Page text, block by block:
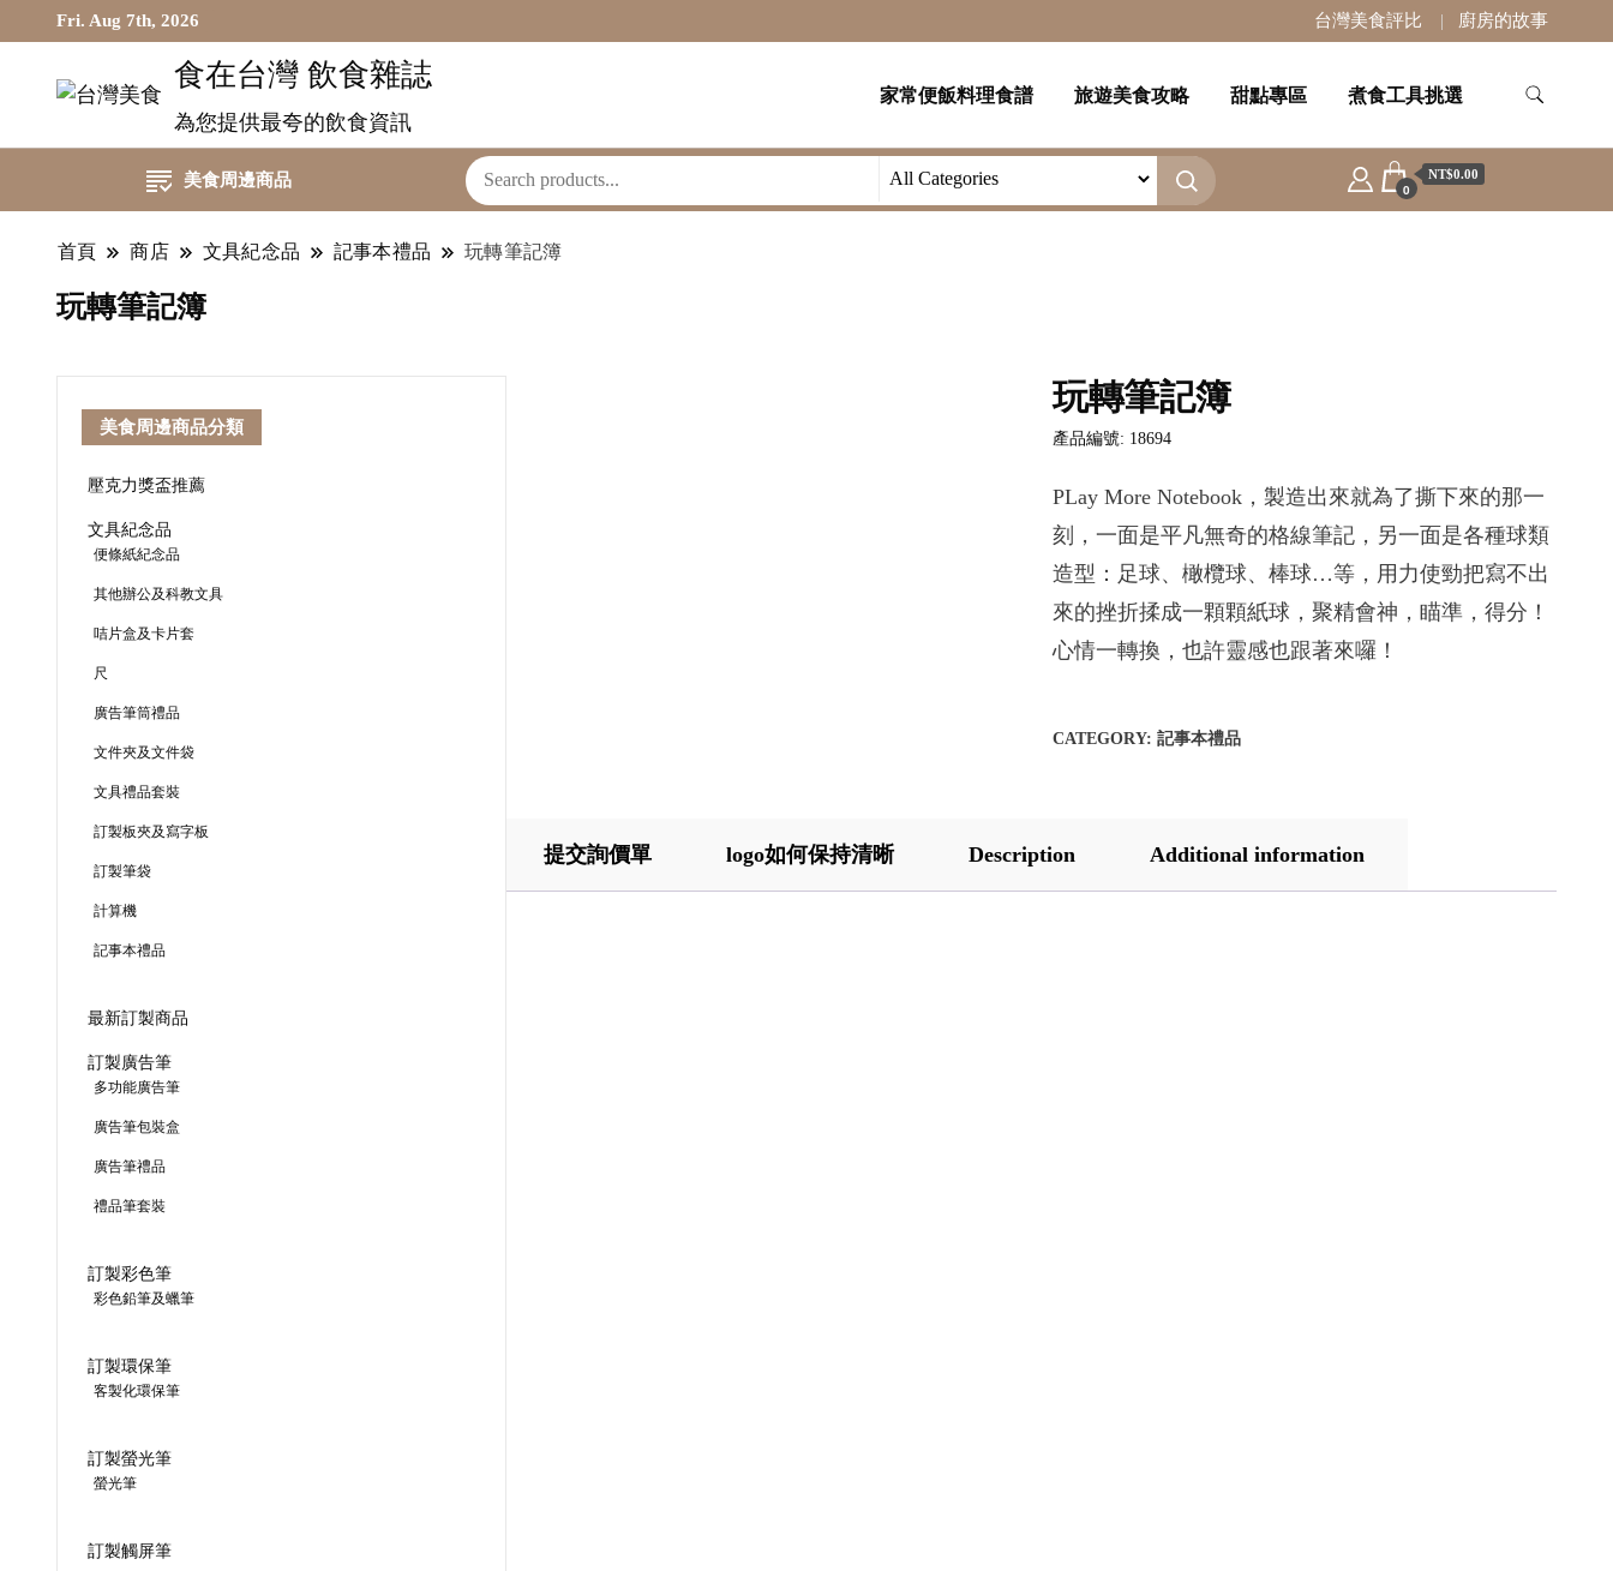
Fri. Aug 7th, 2026 台灣美食評比 廚房的故事
食在台灣 飲食雜誌
為您提供最夸的飲食資訊
家常便飯料理食譜 旅遊美食攻略 甜點專區 煮食工具挑選
美食周邊商品 0
NT$0.00
首頁 商店 文具紀念品 記事本禮品 玩轉筆記簿
玩轉筆記簿
玩轉筆記簿
產品編號: 18694
PLay More Notebook，製造出來就為了撕下來的那一
刻，一面是平凡無奇的格線筆記，另一面是各種球類
造型：足球、橄欖球、棒球…等，用力使勁把寫不出
來的挫折揉成一顆顆紙球，聚精會神，瞄準，得分！
心情一轉換，也許靈感也跟著來囉！
CATEGORY: 記事本禮品
提交詢價單 logo如何保持清晰 Description Additional information
美食周邊商品分類
壓克力獎盃推薦
文具紀念品
便條紙紀念品
其他辦公及科教文具
咭片盒及卡片套
尺
廣告筆筒禮品
文件夾及文件袋
文具禮品套裝
訂製板夾及寫字板
訂製筆袋
計算機
記事本禮品
最新訂製商品
訂製廣告筆
多功能廣告筆
廣告筆包裝盒
廣告筆禮品
禮品筆套裝
訂製彩色筆
彩色鉛筆及蠟筆
訂製環保筆
客製化環保筆
訂製螢光筆
螢光筆
訂製觸屏筆